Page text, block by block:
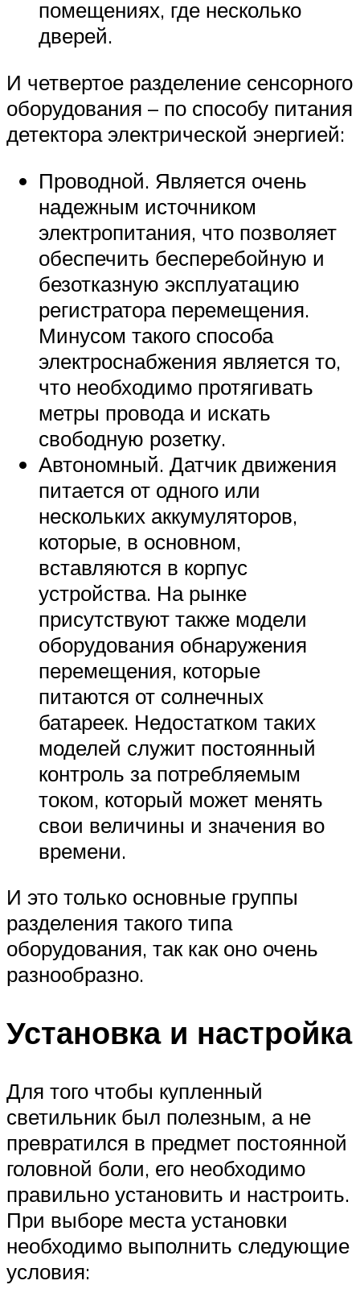
помещениях, где несколько
дверей.
И четвертое разделение сенсорного
оборудования – по способу питания
детектора электрической энергией:
Проводной. Является очень
надежным источником
электропитания, что позволяет
обеспечить бесперебойную и
безотказную эксплуатацию
регистратора перемещения.
Минусом такого способа
электроснабжения является то,
что необходимо протягивать
метры провода и искать
свободную розетку.
Автономный. Датчик движения
питается от одного или
нескольких аккумуляторов,
которые, в основном,
вставляются в корпус
устройства. На рынке
присутствуют также модели
оборудования обнаружения
перемещения, которые
питаются от солнечных
батареек. Недостатком таких
моделей служит постоянный
контроль за потребляемым
током, который может менять
свои величины и значения во
времени.
И это только основные группы
разделения такого типа
оборудования, так как оно очень
разнообразно.
Установка и настройка
Для того чтобы купленный
светильник был полезным, а не
превратился в предмет постоянной
головной боли, его необходимо
правильно установить и настроить.
При выборе места установки
необходимо выполнить следующие
условия: